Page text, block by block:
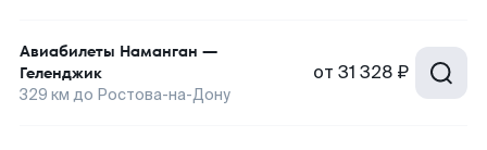
Авиабилеты Наманган —
Геленджик
329 км до Ростова-на-Дону
от 31 328 ₽